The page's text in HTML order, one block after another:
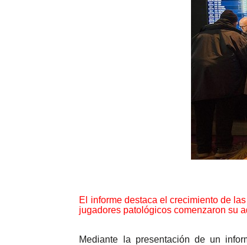
El informe destaca el crecimiento de
jugadores patológicos comenzaron su
Mediante la presentación de un